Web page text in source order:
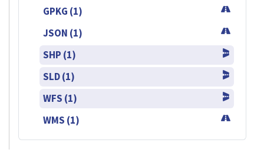
GPKG (1)
JSON (1)
SHP (1)
SLD (1)
WFS (1)
WMS (1)